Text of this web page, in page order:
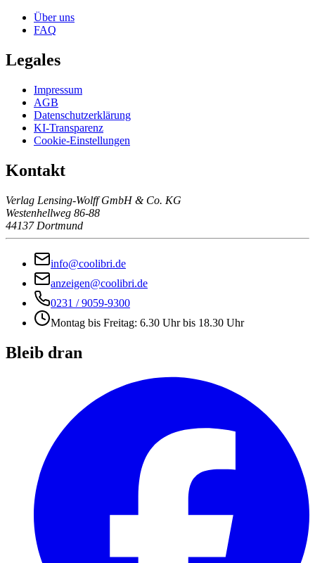
Über uns
FAQ
Legales
Impressum
AGB
Datenschutzerklärung
KI-Transparenz
Cookie-Einstellungen
Kontakt
Verlag Lensing-Wolff GmbH & Co. KG
Westenhellweg 86-88
44137 Dortmund
info@coolibri.de
anzeigen@coolibri.de
0231 / 9059-9300
Montag bis Freitag: 6.30 Uhr bis 18.30 Uhr
Bleib dran